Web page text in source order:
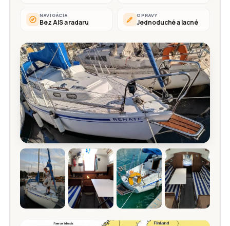
NAVIGÁCIA
Bez AIS a radaru
OPRAVY
Jednoduché a lacné